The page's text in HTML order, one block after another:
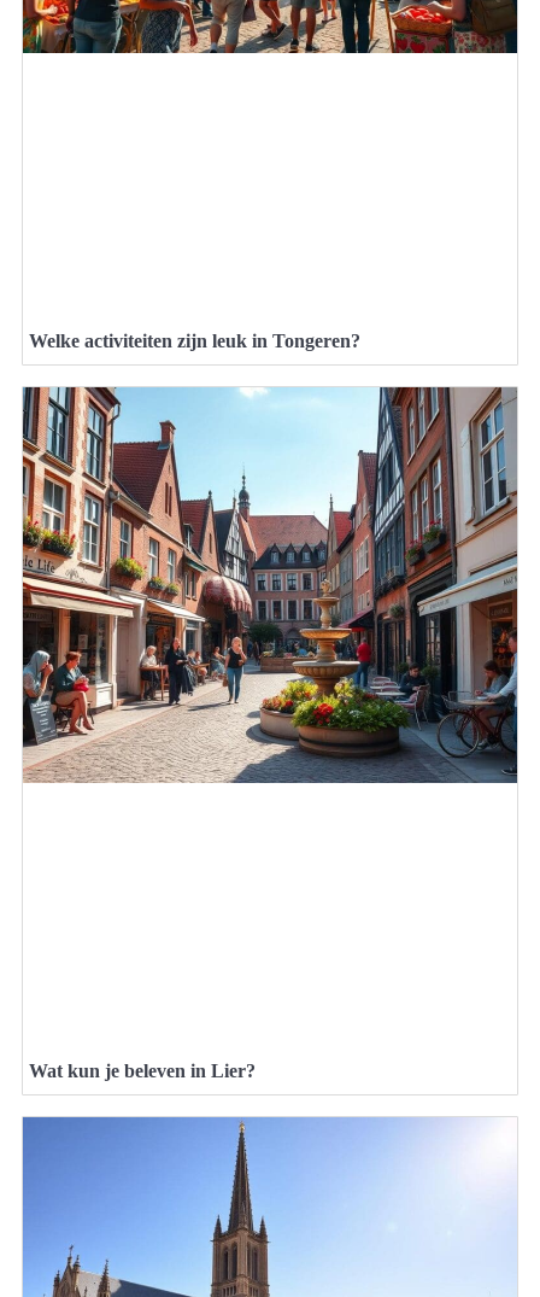
Welke activiteiten zijn leuk in Tongeren?
Wat kun je beleven in Lier?